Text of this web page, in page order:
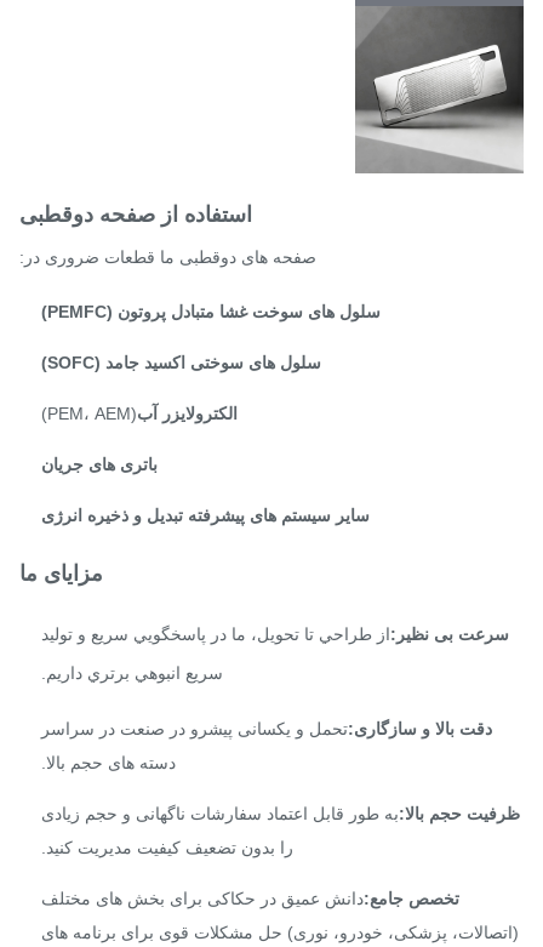
استفاده از صفحه دوقطبی
صفحه های دوقطبی ما قطعات ضروری در:
سلول های سوخت غشا متبادل پروتون (PEMFC)
سلول های سوختی اکسید جامد (SOFC)
الکترولایزر آب (PEM، AEM)
باتری های جریان
سایر سیستم های پیشرفته تبدیل و ذخیره انرژی
مزایای ما
بی نظیر: از طراحي تا تحویل، ما در پاسخگويي سريع و توليد
سريع انبوهي برتري داريم.
دقت بالا و سازگاری:تحمل و یکسانی پیشرو در صنعت در سراسر
دسته های حجم بالا.
حجم بالا:به طور قابل اعتماد سفارشات ناگهانی و حجم زیادی
را بدون تضعیف کیفیت مدیریت کنید.
تخصص جامع:دانش عمیق در حکاکی برای بخش های مختلف
پزشکی، خودرو، نوری) حل مشکلات قوی برای برنامه های